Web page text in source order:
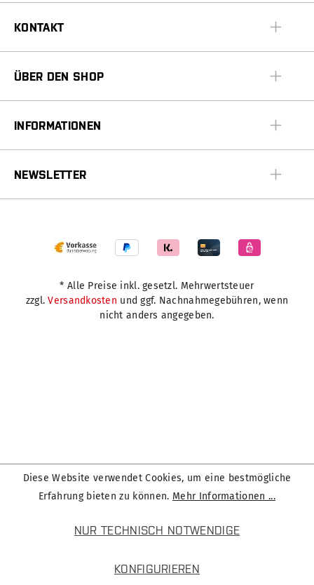
KONTAKT
ÜBER DEN SHOP
INFORMATIONEN
NEWSLETTER
* Alle Preise inkl. gesetzl. Mehrwertsteuer
zzgl.Versandkosten und ggf. Nachnahmegebühren, wenn
nicht anders angegeben.
Diese Website verwendet Cookies, um eine bestmögliche
Erfahrung bieten zu können. Mehr Informationen ...
NUR TECHNISCH NOTWENDIGE
KONFIGURIEREN